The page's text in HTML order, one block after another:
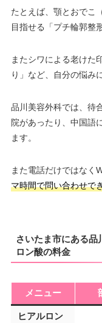
たとえば、顎とおでこ
目指せる「プチ輪郭整
またシワによる老けた
り」など、自分の悩み
品川美容外科では、待
院があったり、中国語
ます。
また電話だけではなく
マ時間で問い合わせで
さいたま市にある品
ロン酸の料金
メニュー
ヒアルロン